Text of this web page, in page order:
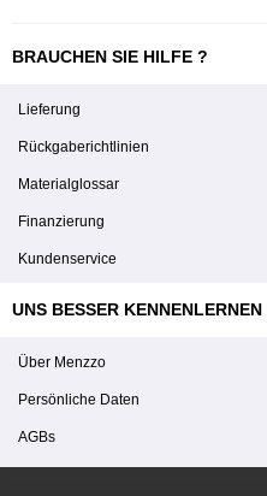
BRAUCHEN SIE HILFE ?
Lieferung
Rückgaberichtlinien
Materialglossar
Finanzierung
Kundenservice
UNS BESSER KENNENLERNEN
Über Menzzo
Persönliche Daten
AGBs